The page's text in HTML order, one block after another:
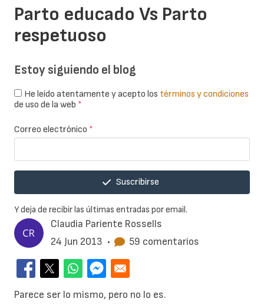
Claudia Pariente Rossells
24 Jun 2013 • 59 comentarios
Parto educado Vs Parto
respetuoso
Parece ser lo mismo, pero no lo es.
Estoy siguiendo el blog
He leído atentamente y acepto los términos y condiciones
de uso de la web *
Correo electrónico *
Suscribirse
Y deja de recibir las últimas entradas por email.